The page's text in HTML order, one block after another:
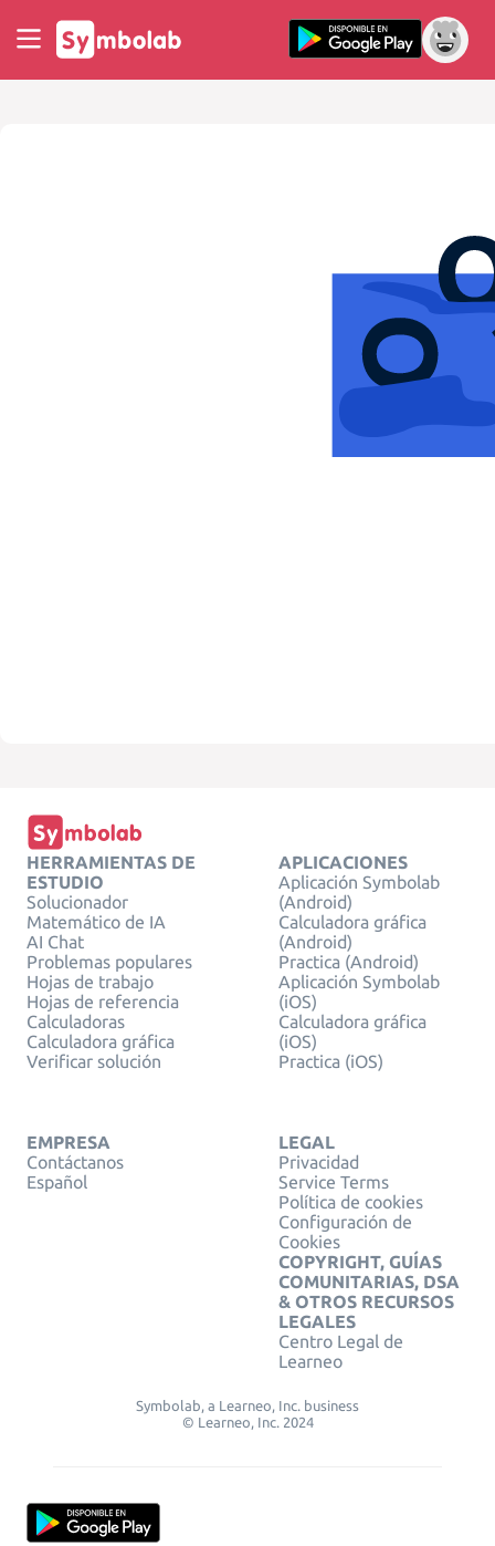
HERRAMIENTAS DE
ESTUDIO
Solucionador
Matemático de IA
AI Chat
Problemas populares
Hojas de trabajo
Hojas de referencia
Calculadoras
Calculadora gráfica
Verificar solución
APLICACIONES
Aplicación Symbolab
(Android)
Calculadora gráfica
(Android)
Practica (Android)
Aplicación Symbolab
(iOS)
Calculadora gráfica
(iOS)
Practica (iOS)
EMPRESA
Contáctanos
Español
LEGAL
Privacidad
Service Terms
Política de cookies
Configuración de
Cookies
COPYRIGHT, GUÍAS
COMUNITARIAS, DSA
& OTROS RECURSOS
LEGALES
Centro Legal de
Learneo
Symbolab, a Learneo, Inc. business
© Learneo, Inc. 2024